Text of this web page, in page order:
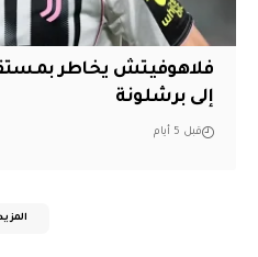
فلاهوفيتش يخاطر
إلى برشلونة
قبل 5 أيام